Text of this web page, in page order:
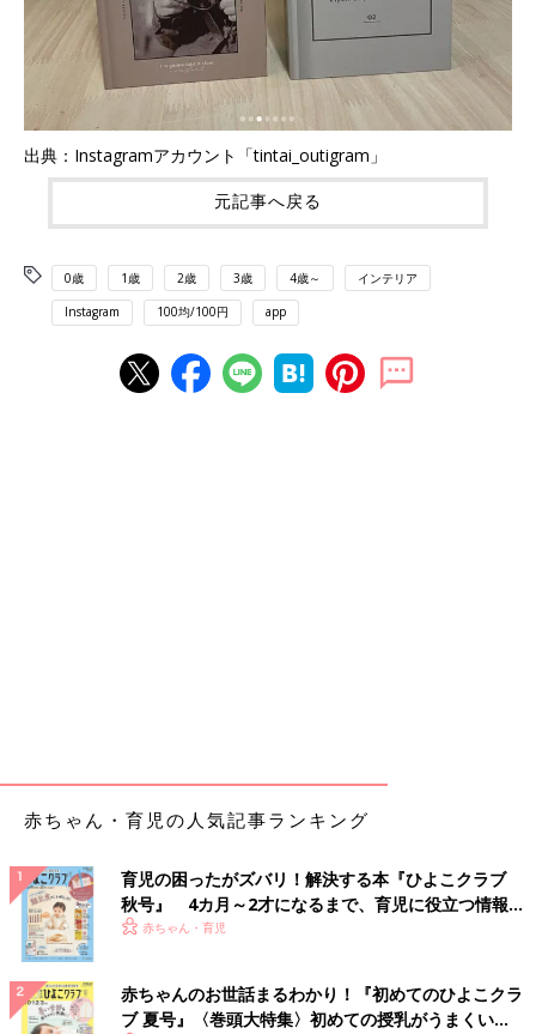
出典：Instagramアカウント「tintai_outigram」
元記事へ戻る
0歳 1歳 2歳 3歳 4歳～ インテリア
Instagram 100均/100円 app
赤ちゃん・育児の人気記事ランキング
育児の困ったがズバリ！解決する本『ひよこクラブ
秋号』 4カ月～2才になるまで、育児に役立つ情報が
いっぱい！
赤ちゃん・育児
赤ちゃんのお世話まるわかり！『初めてのひよこクラ
ブ 夏号』〈巻頭大特集〉初めての授乳がうまくい